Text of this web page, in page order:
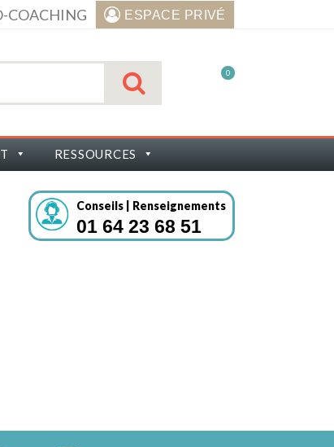
COACHING ESPACE PRIVÉ
0
RESSOURCES
Conseils | Renseignements
01 64 23 68 51